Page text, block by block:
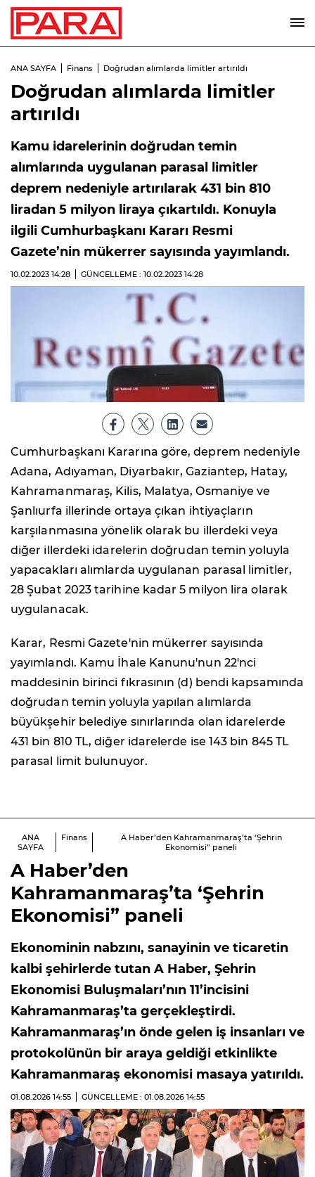
ANA SAYFA Finans Doğrudan alımlarda limitler artırıldı
Doğrudan alımlarda limitler
artırıldı
Kamu idarelerinin doğrudan temin
alımlarında uygulanan parasal limitler
deprem nedeniyle artırılarak 431 bin 810
liradan 5 milyon liraya çıkartıldı. Konuyla
ilgili Cumhurbaşkanı Kararı Resmi
Gazete’nin mükerrer sayısında yayımlandı.
10.02.2023 14:28 GÜNCELLEME : 10.02.2023 14:28
Cumhurbaşkanı Kararına göre, deprem nedeniyle
Adana, Adıyaman, Diyarbakır, Gaziantep, Hatay,
Kahramanmaraş, Kilis, Malatya, Osmaniye ve
Şanlıurfa illerinde ortaya çıkan ihtiyaçların
karşılanmasına yönelik olarak bu illerdeki veya
diğer illerdeki idarelerin doğrudan temin yoluyla
yapacakları alımlarda uygulanan parasal limitler,
28 Şubat 2023 tarihine kadar 5 milyon lira olarak
uygulanacak.
Karar, Resmi Gazete'nin mükerrer sayısında
yayımlandı. Kamu İhale Kanunu'nun 22'nci
maddesinin birinci fıkrasının (d) bendi kapsamında
doğrudan temin yoluyla yapılan alımlarda
büyükşehir belediye sınırlarında olan idarelerde
431 bin 810 TL, diğer idarelerde ise 143 bin 845 TL
parasal limit bulunuyor.
ANA
SAYFA
Finans
A Haber’den Kahramanmaraş’ta ‘Şehrin
Ekonomisi” paneli
A Haber’den
Kahramanmaraş’ta ‘Şehrin
Ekonomisi” paneli
Ekonominin nabzını, sanayinin ve ticaretin
kalbi şehirlerde tutan A Haber, Şehrin
Ekonomisi Buluşmaları’nın 11’incisini
Kahramanmaraş’ta gerçekleştirdi.
Kahramanmaraş’ın önde gelen iş insanları ve
protokolünün bir araya geldiği etkinlikte
Kahramanmaraş ekonomisi masaya yatırıldı.
01.08.2026 14:55 GÜNCELLEME : 01.08.2026 14:55